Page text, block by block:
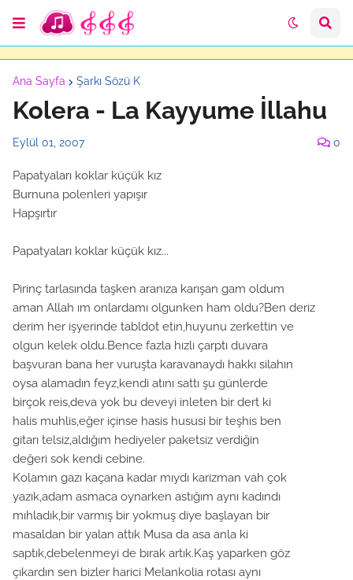
Ana Sayfa Şarkı Sözü K
Kolera - La Kayyume İllahu
Eylül 01, 2007 0
Papatyaları koklar küçük kız
Burnuna polenleri yapışır
Hapşırtır
Papatyaları koklar küçük kız...
Pirinç tarlasında taşken aranıza karışan gam oldum
aman Allah ım onlardamı olgunken ham oldu?Ben deriz
derim her işyerinde tabldot etin,huyunu zerkettin ve
olgun kelek oldu.Bence fazla hızlı çarptı duvara
başvuran bana her vuruşta karavanaydı hakkı silahın
oysa alamadın feyz,kendi atını sattı şu günlerde
birçok reis,deva yok bu deveyi inleten bir dert ki
halis muhlis,eğer içinse hasis hususi bir teşhis ben
gitarı telsiz,aldığım hediyeler paketsiz verdiğin
değeri sok kendi cebine.
Kolamın gazı kaçana kadar mıydı karizman vah çok
yazık,adam asmaca oynarken astığım aynı kadındı
mıhladık,bir varmış bir yokmuş diye başlayan bir
masaldan bir yalan attık Musa da asa anla ki
saptık,debelenmeyi de bırak artık.Kaş yaparken göz
çıkardın sen bizler harici Melankolia rotası aynı